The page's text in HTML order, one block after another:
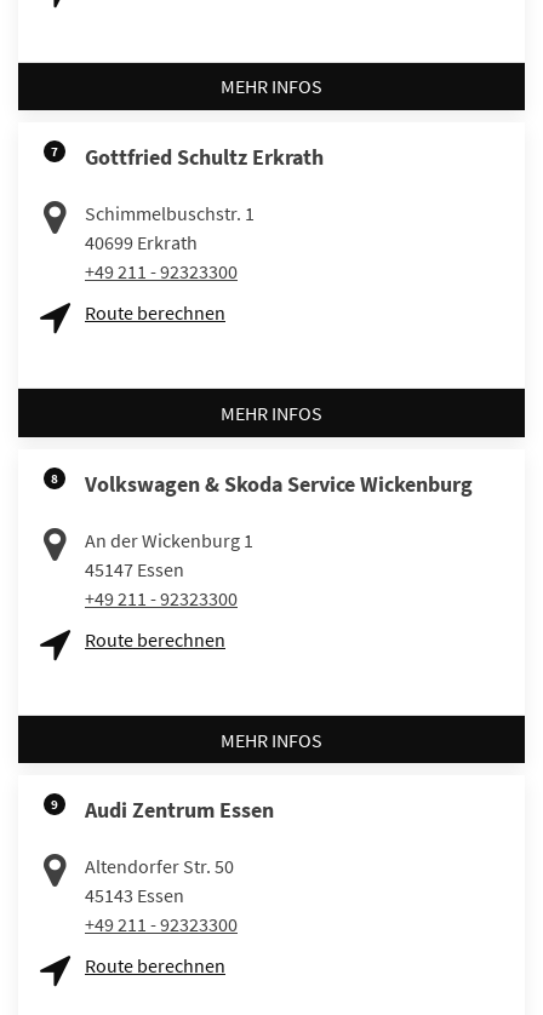
MEHR INFOS
7 Gottfried Schultz Erkrath
Schimmelbuschstr. 1
40699 Erkrath
+49 211 - 92323300
Route berechnen
MEHR INFOS
8 Volkswagen & Skoda Service Wickenburg
An der Wickenburg 1
45147 Essen
+49 211 - 92323300
Route berechnen
MEHR INFOS
9 Audi Zentrum Essen
Altendorfer Str. 50
45143 Essen
+49 211 - 92323300
Route berechnen